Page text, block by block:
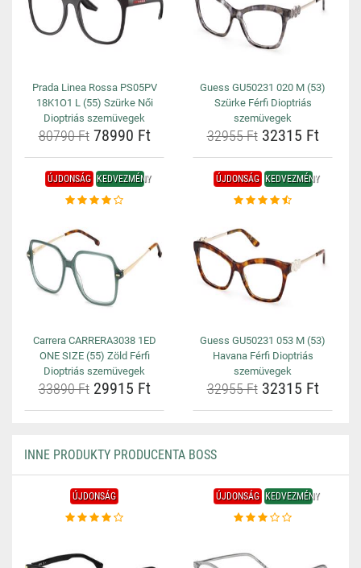
Prada Linea Rossa PS05PV
18K1O1 L (55) Szürke Női
Dioptriás szemüvegek
80790 Ft78990 Ft
Guess GU50231 020 M (53)
Szürke Férfi Dioptriás
szemüvegek
32955 Ft32315 Ft
ÚJDONSÁG KEDVEZMÉNY
Carrera CARRERA3038 1ED
ONE SIZE (55) Zöld Férfi
Dioptriás szemüvegek
33890 Ft29915 Ft
ÚJDONSÁG KEDVEZMÉNY
Guess GU50231 053 M (53)
Havana Férfi Dioptriás
szemüvegek
32955 Ft32315 Ft
INNE PRODUKTY PRODUCENTA BOSS
ÚJDONSÁG ÚJDONSÁG KEDVEZMÉNY